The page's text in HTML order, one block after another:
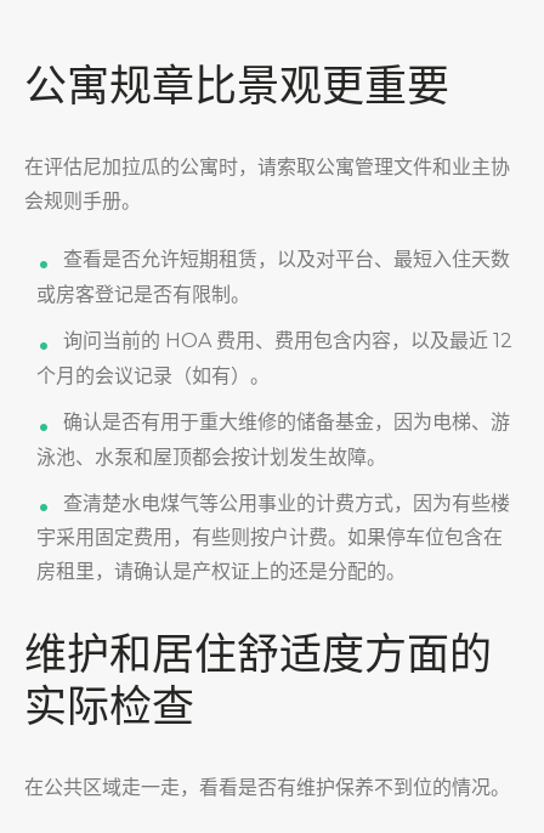
公寓规章比景观更重要
在评估尼加拉瓜的公寓时，请索取公寓管理文件和业主协
会规则手册。
查看是否允许短期租赁，以及对平台、最短入住天数
或房客登记是否有限制。
询问当前的 HOA 费用、费用包含内容，以及最近 12
个月的会议记录（如有）。
确认是否有用于重大维修的储备基金，因为电梯、游
泳池、水泵和屋顶都会按计划发生故障。
查清楚水电煤气等公用事业的计费方式，因为有些楼
宇采用固定费用，有些则按户计费。如果停车位包含在
房租里，请确认是产权证上的还是分配的。
维护和居住舒适度方面的
实际检查
在公共区域走一走，看看是否有维护保养不到位的情况。